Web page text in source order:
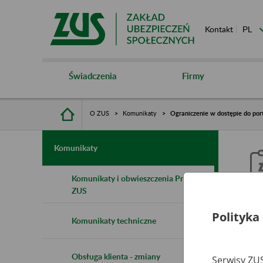
Kontakt
Świadczenia Firmy
O ZUS Komunikaty Ograniczenie w dostępie do
Komunikaty
Komunikaty i obwieszczenia Prezesa
ZUS
Komunikaty techniczne
Obsługa klienta - zmiany
Polityka
Serwisy